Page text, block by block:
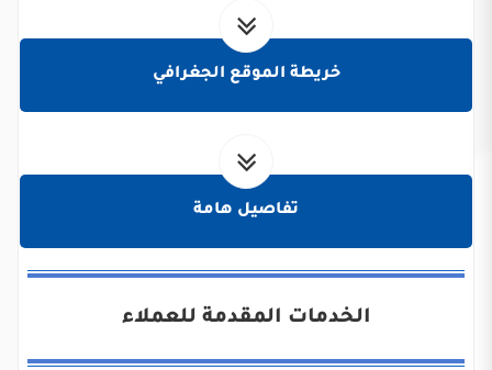
خريطة الموقع الجغرافي
تفاصيل هامة
الخدمات المقدمة للعملاء